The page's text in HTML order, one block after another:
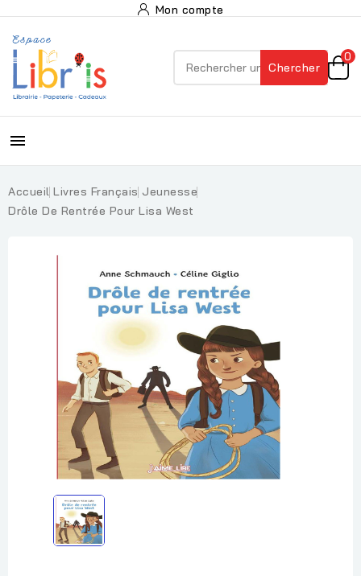
Mon compte
Chercher
0

Accueil Livres Français Jeunesse
Drôle De Rentrée Pour Lisa West